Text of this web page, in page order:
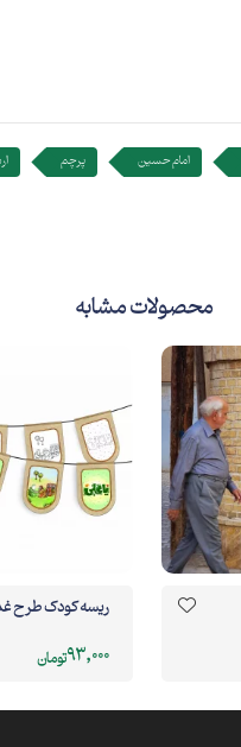
امام حسین پرچم
محصولات مشابه
ریسه کودک طرح
93,000تومان